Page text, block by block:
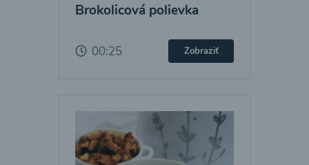
Brokolicová polievka
00:25 Zobraziť